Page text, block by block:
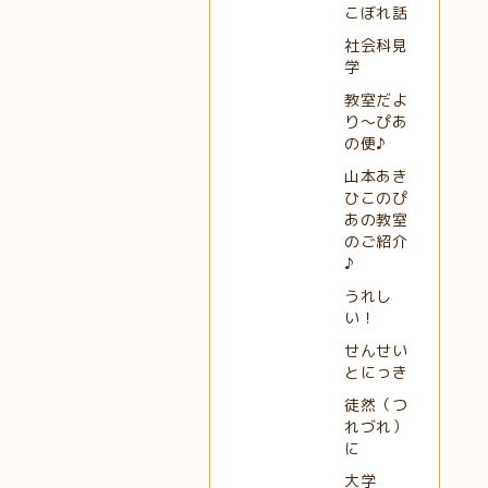
こぼれ話
社会科見
学
教室だよ
り～ぴあ
の便♪
山本あき
ひこのぴ
あの教室
のご紹介
♪
うれし
い！
せんせい
とにっき
徒然（つ
れづれ）
に
大学